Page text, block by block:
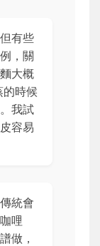
有些
，關
大概
的時候
我試
容易
統會
哩
做，